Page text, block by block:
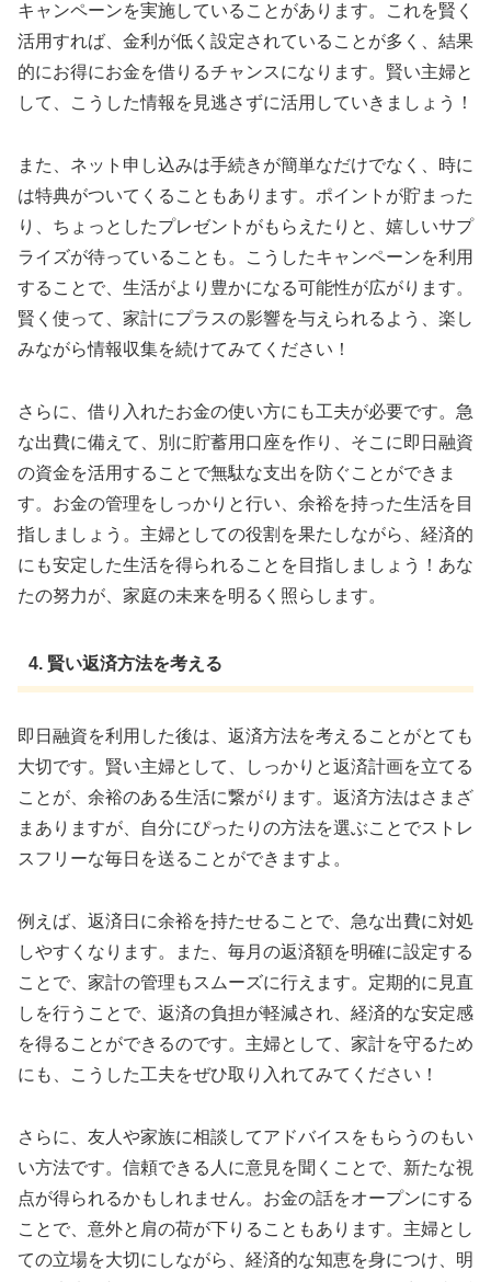
キャンペーンを実施していることがあります。これを賢く
活用すれば、金利が低く設定されていることが多く、結果
的にお得にお金を借りるチャンスになります。賢い主婦と
して、こうした情報を見逃さずに活用していきましょう！
また、ネット申し込みは手続きが簡単なだけでなく、時に
は特典がついてくることもあります。ポイントが貯まった
り、ちょっとしたプレゼントがもらえたりと、嬉しいサプ
ライズが待っていることも。こうしたキャンペーンを利用
することで、生活がより豊かになる可能性が広がります。
賢く使って、家計にプラスの影響を与えられるよう、楽し
みながら情報収集を続けてみてください！
さらに、借り入れたお金の使い方にも工夫が必要です。急
な出費に備えて、別に貯蓄用口座を作り、そこに即日融資
の資金を活用することで無駄な支出を防ぐことができま
す。お金の管理をしっかりと行い、余裕を持った生活を目
指しましょう。主婦としての役割を果たしながら、経済的
にも安定した生活を得られることを目指しましょう！あな
たの努力が、家庭の未来を明るく照らします。
4. 賢い返済方法を考える
即日融資を利用した後は、返済方法を考えることがとても
大切です。賢い主婦として、しっかりと返済計画を立てる
ことが、余裕のある生活に繋がります。返済方法はさまざ
まありますが、自分にぴったりの方法を選ぶことでストレ
スフリーな毎日を送ることができますよ。
例えば、返済日に余裕を持たせることで、急な出費に対処
しやすくなります。また、毎月の返済額を明確に設定する
ことで、家計の管理もスムーズに行えます。定期的に見直
しを行うことで、返済の負担が軽減され、経済的な安定感
を得ることができるのです。主婦として、家計を守るため
にも、こうした工夫をぜひ取り入れてみてください！
さらに、友人や家族に相談してアドバイスをもらうのもい
い方法です。信頼できる人に意見を聞くことで、新たな視
点が得られるかもしれません。お金の話をオープンにする
ことで、意外と肩の荷が下りることもあります。主婦とし
ての立場を大切にしながら、経済的な知恵を身につけ、明